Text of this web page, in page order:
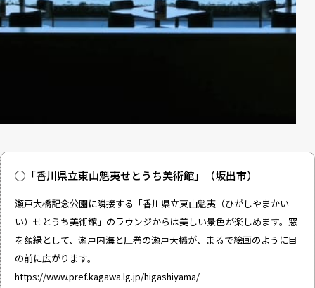
◯「香川県立東山魁夷せとうち美術館」（坂出市）
瀬戸大橋記念公園に隣接する「香川県立東山魁夷（ひがしやまかい
い）せとうち美術館」のラウンジからは美しい景色が楽しめます。窓
を額縁として、瀬戸内海と圧巻の瀬戸大橋が、まるで絵画のように目
の前に広がります。
https://www.pref.kagawa.lg.jp/higashiyama/